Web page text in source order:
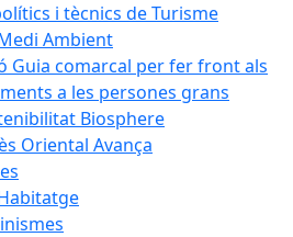
i tècnics de Turisme
Ambient
Guia comarcal per fer front als
a les persones grans
Biosphere
Oriental Avança